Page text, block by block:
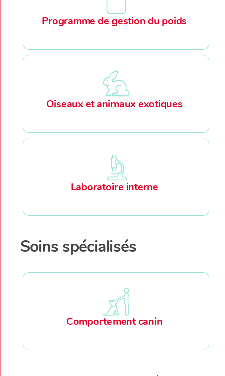
Programme de gestion du poids
Oiseaux et animaux exotiques
Laboratoire interne
Soins spécialisés
Comportement canin